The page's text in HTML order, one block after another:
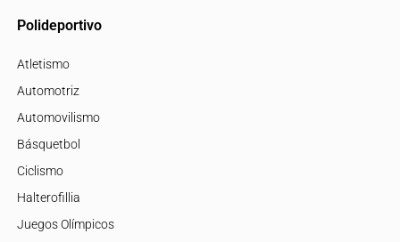
Polideportivo
Atletismo
Automotriz
Automovilismo
Básquetbol
Ciclismo
Halterofillia
Juegos Olímpicos